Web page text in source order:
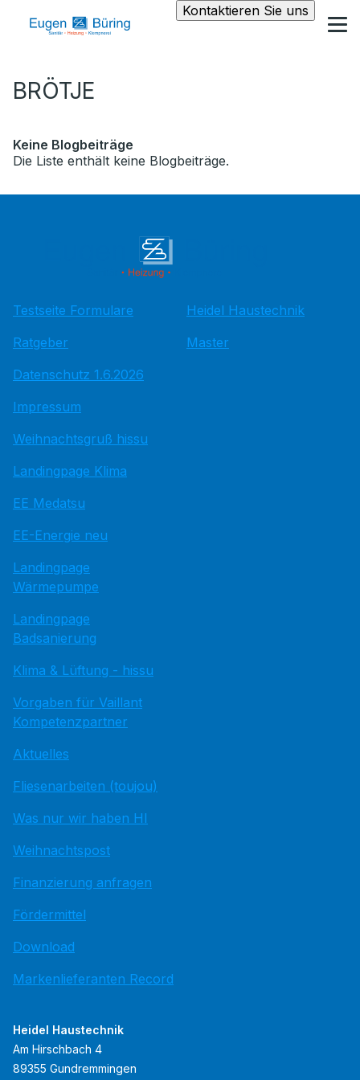
Kontaktieren Sie uns
BRÖTJE
Keine Blogbeiträge
Die Liste enthält keine Blogbeiträge.
Testseite Formulare
Ratgeber
Datenschutz 1.6.2026
Impressum
Weihnachtsgruß hissu
Landingpage Klima
EE Medatsu
EE-Energie neu
Landingpage
Wärmepumpe
Landingpage
Badsanierung
Klima & Lüftung - hissu
Vorgaben für Vaillant
Kompetenzpartner
Aktuelles
Fliesenarbeiten (toujou)
Was nur wir haben HI
Weihnachtspost
Finanzierung anfragen
Fördermittel
Download
Markenlieferanten Record
Heidel Haustechnik
Master
Heidel Haustechnik
Am Hirschbach 4
89355 Gundremmingen